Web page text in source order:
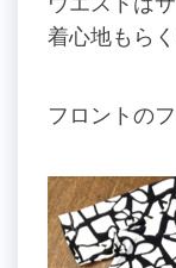
着心地もら
フロントの